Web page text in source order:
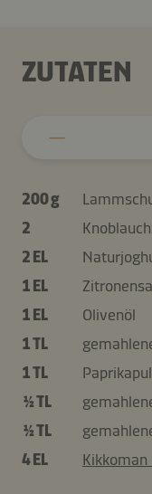
ZUTATEN
200 g
2
2 EL
1 EL
1 EL
Olivenöl
1 TL
1 TL
½ TL
½ TL
4 EL